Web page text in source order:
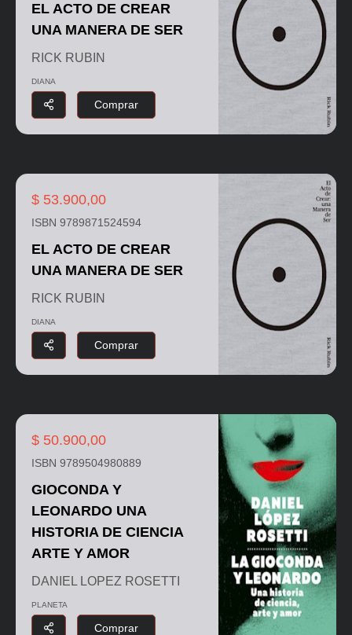
EL ACTO DE CREAR
UNA MANERA DE SER
RICK RUBIN
DIANA
Comprar
$ 53.900,00
ISBN 9789871524594
EL ACTO DE CREAR
UNA MANERA DE SER
RICK RUBIN
DIANA
Comprar
$ 50.900,00
ISBN 9789504980889
GIOCONDA Y
LEONARDO UNA
HISTORIA DE CIENCIA
ARTE Y AMOR
DANIEL LOPEZ ROSETTI
PLANETA
Comprar